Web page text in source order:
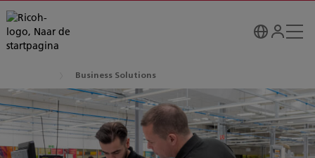
Business Solutions